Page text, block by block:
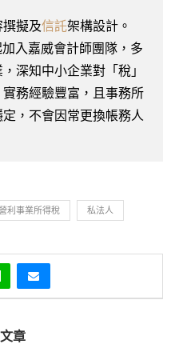
撰擬及信託架構設計。
入嘉威會計師團隊，多
深知中小企業對「稅」
務經驗豐富，且事務所
，不會因常更換帳務人
利事業所得稅 私法人
章